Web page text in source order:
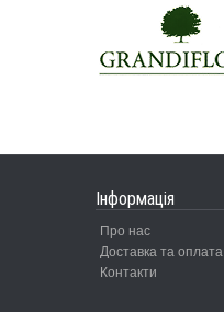
Інформація
Про нас
Доставка та оплата
Контакти